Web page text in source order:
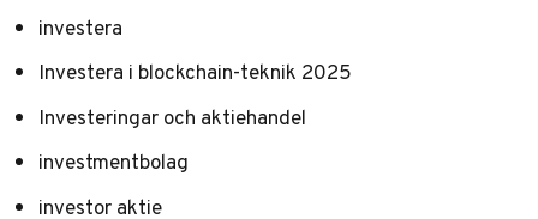
investera
Investera i blockchain-teknik 2025
Investeringar och aktiehandel
investmentbolag
investor aktie